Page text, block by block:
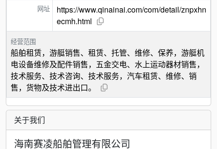
网址
https://www.qinainai.com/com/detail/znpxhn
ecmh.html
经营范围
船舶租赁，游艇销售、租赁、托管、维修、保养，游艇机
电设备维修及配件销售，五金交电、水上运动器材销售，
技术服务、技术咨询、技术服务，汽车租赁、维修、销
售，货物及技术进出口。
关于我们
海南赛凌船舶管理有限公司